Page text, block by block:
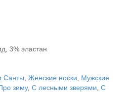
3% эластан
Санты Женские носки
Мужские
зиму, С лесными зверями С